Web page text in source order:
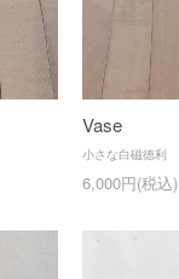
Vase
小さな白磁徳利
6,000円(税込)